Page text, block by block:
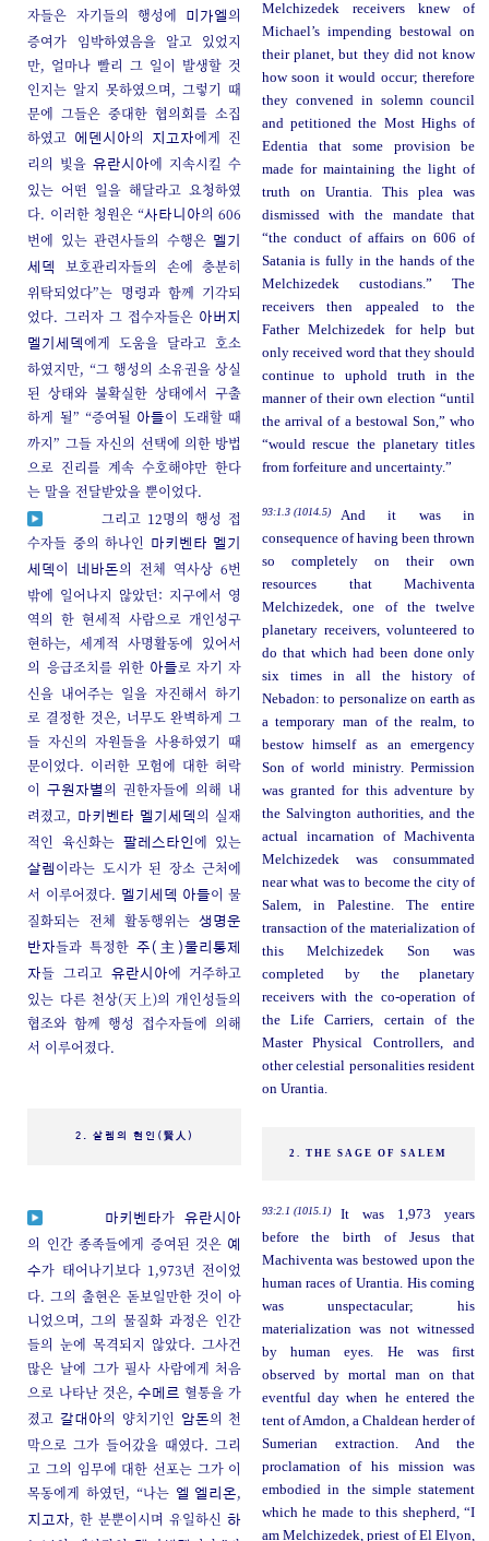
자들은 자기들의 행성에
미가엘의
증여가 임박하였음을 알고 있었지
만, 얼마나 빨리 그 일이 발생할 것
인지는 알지 못하였으며, 그렇기 때
문에 그들은 중대한 협의회를 소집
하였고
에덴시아의 지고자에게 진
리의 빛을유란시아에 지속시킬 수
있는 어떤 일을 해달라고 요청하였
다. 이러한 청원은 “사타니아의 606
번에 있는 관련사들의 수행은 멜기
세덱
보호관리자들의 손에 충분히
위탁되었다”는 명령과 함께 기각되
었다. 그러자 그 접수자들은 아버지
멜기세덱에게 도움을 달라고 호소
하였지만, “그 행성의 소유권을 상실
된 상태와 불확실한 상태에서 구출
하게 될” “증여될
아들이 도래할 때
까지” 그들 자신의 선택에 의한 방법
으로 진리를 계속 수호해야만 한다
는 말을 전달받았을 뿐이었다.
Melchizedek receivers knew of
Michael’s impending bestowal on
their planet, but they did not know
how soon it would occur; therefore
they convened in solemn council
and petitioned the Most Highs of
Edentia that some provision be
made for maintaining the light of
truth on Urantia. This plea was
dismissed with the mandate that
“the conduct of affairs on 606 of
Satania is fully in the hands of the
Melchizedek custodians.” The
receivers then appealed to the
Father Melchizedek for help but
only received word that they should
continue to uphold truth in the
manner of their own election “until
the arrival of a bestowal Son,” who
“would rescue the planetary titles
from forfeiture and uncertainty.”
그리고 12명의 행성 접
수자들 중의 하나인
마키벤타 멜기
세덱 이 네바돈의 전체 역사상 6번
밖에 일어나지 않았던: 지구에서 영
역의 한 현세적 사람으로 개인성구
현하는, 세계적 사명활동에 있어서
의 응급조치를 위한 아들로 자기 자
신을 내어주는 일을 자진해서 하기
로 결정한 것은, 너무도 완벽하게 그
들 자신의 자원들을 사용하였기 때
문이었다. 이러한 모험에 대한 허락
이구원자별의 권한자들에 의해 내
려졌고,
마키벤타 멜기세덱의 실재
적인 육신화는
팔레스타인에 있는
살렘 이라는 도시가 된 장소 근처에
서 이루어졌다. 멜기세덱 아들이 물
질화되는 전체 활동행위는생명운
반자들과 특정한주(主)물리통제
자들 그리고 유란시아에 거주하고
있는 다른 천상(天上)의 개인성들의
협조와 함께 행성 접수자들에 의해
서 이루어졌다.
93:1.3 (1014.5)
And it was in
consequence of having been thrown
so completely on their own
resources that Machiventa
Melchizedek, one of the twelve
planetary receivers, volunteered to
do that which had been done only
six times in all the history of
Nebadon: to personalize on earth as
a temporary man of the realm, to
bestow himself as an emergency
Son of world ministry. Permission
was granted for this adventure by
the Salvington authorities, and the
actual incarnation of Machiventa
Melchizedek was consummated
near what was to become the city of
Salem, in Palestine. The entire
transaction of the materialization of
this Melchizedek Son was
completed by the planetary
receivers with the co-operation of
the Life Carriers, certain of the
Master Physical Controllers, and
other celestial personalities resident
on Urantia.
2. 살렘의 현인(賢人)
2. THE SAGE OF SALEM
마키벤타가유란시아
의 인간 종족들에게 증여된 것은 예
수가 태어나기보다 1,973년 전이었
다. 그의 출현은 돋보일만한 것이 아
니었으며, 그의 물질화 과정은 인간
들의 눈에 목격되지 않았다. 그사건
많은 날에 그가 필사 사람에게 처음
으로 나타난 것은, 수메르 혈통을 가
졌고갈대아의 양치기인 암돈의 천
막으로 그가 들어갔을 때였다. 그리
고 그의 임무에 대한 선포는 그가 이
목동에게 하였던, “나는 엘 엘리온,
지고자, 한 분뿐이시며 유일하신하
93:2.1 (1015.1)
It was 1,973 years
before the birth of Jesus that
Machiventa was bestowed upon the
human races of Urantia. His coming
was unspectacular; his
materialization was not witnessed
by human eyes. He was first
observed by mortal man on that
eventful day when he entered the
tent of Amdon, a Chaldean herder of
Sumerian extraction. And the
proclamation of his mission was
embodied in the simple statement
which he made to this shepherd, “I
am Melchizedek, priest of El Elyon,